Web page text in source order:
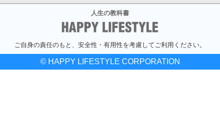
人生の教科書
ご自身の責任のもと、安全性・有用性を考慮してご利用ください。
© HAPPY LIFESTYLE CORPORATION